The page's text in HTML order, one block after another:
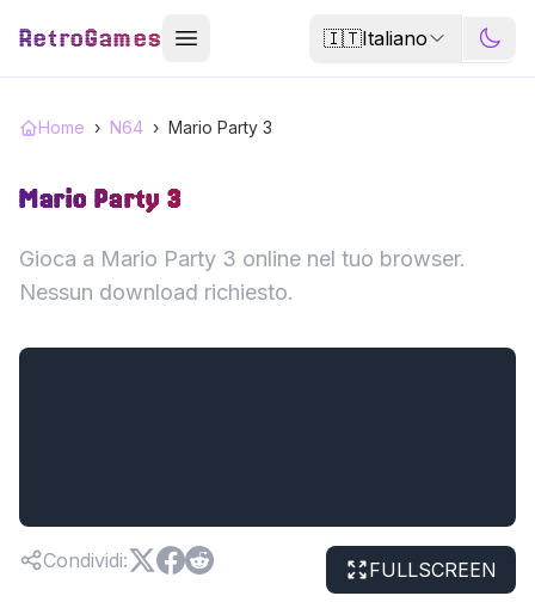
RetroGames 🇮🇹Italiano
Home › N64 › Mario Party 3
Mario Party 3
Gioca a Mario Party 3 online nel tuo browser.
Nessun download richiesto.
Condividi: FULLSCREEN